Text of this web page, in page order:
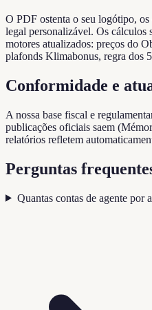
O PDF ostenta o seu logótipo,
legal personalizável. Os cálculos
motores atualizados: preços do
plafonds Klimabonus, regra dos
Conformidade e
A nossa base fiscal e
publicações oficiais saem
relatórios refletem
Perguntas
Quantas contas de agente por